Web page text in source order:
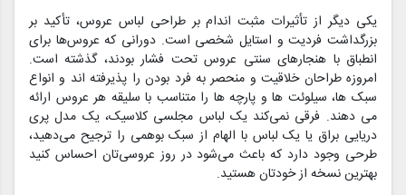
یکی دیگر از تأثیرات مثبت اندام بر طراحی لباس عروس، تأکید بر
بزرگداشت فردیت و استایل شخصی است. دورانی که عروس‌ها برای
انطباق با هنجارهای سنتی عروس تحت فشار بودند، گذشته است.
امروزه طراحان خلاقیت و منحصر به فرد بودن را پذیرفته اند و انواع
سبک ها، سیلوئت ها و پارچه ها را متناسب با سلیقه هر عروس ارائه
می دهند. فرقی نمی‌کند یک لباس مجلسی کلاسیک، یک مدل پری
دریایی براق یا یک لباس با الهام از سبک بوهمی را ترجیح می‌دهید،
طرحی وجود دارد که باعث می‌شود در روز عروسی‌تان احساس کنید
بهترین نسخه از خودتان هستید.